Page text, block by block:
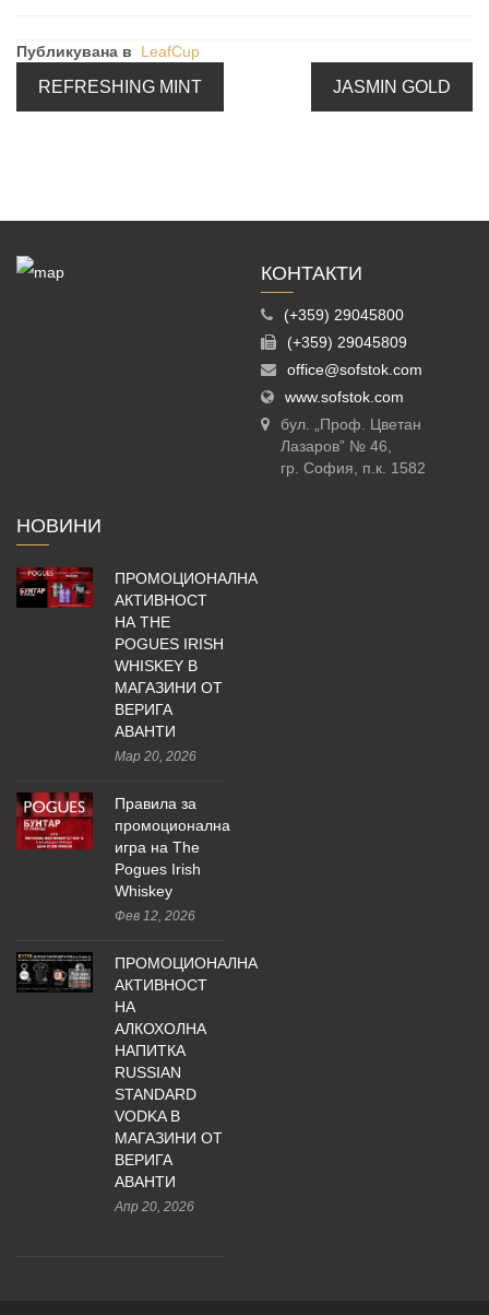
Публикувана в LeafCup
REFRESHING MINT JASMIN GOLD
КОНТАКТИ
(+359) 29045800
(+359) 29045809
office@sofstok.com
www.sofstok.com
бул. „Проф. Цветан
Лазаров” № 46,
гр. София, п.к. 1582
НОВИНИ
ПРОМОЦИОНАЛНА
АКТИВНОСТ
НА THE
POGUES IRISH
WHISKEY В
МАГАЗИНИ ОТ
ВЕРИГА
АВАНТИ
Мар 20, 2026
Правила за
промоционална
игра на The
Pogues Irish
Whiskey
Фев 12, 2026
ПРОМОЦИОНАЛНА
АКТИВНОСТ
НА
АЛКОХОЛНА
НАПИТКА
RUSSIAN
STANDARD
VODKA В
МАГАЗИНИ ОТ
ВЕРИГА
АВАНТИ
Апр 20, 2026